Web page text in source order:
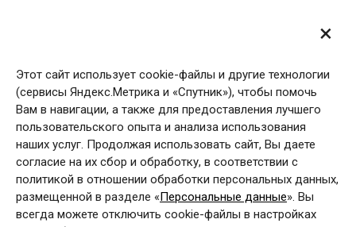
Статистика посещаемости
Карта сайта
Справочник
×
Этот сайт использует cookie-файлы и другие технологии
(сервисы Яндекс.Метрика и «Спутник»), чтобы помочь
Вам в навигации, а также для предоставления лучшего
пользовательского опыта и анализа использования
наших услуг. Продолжая использовать сайт, Вы даете
согласие на их сбор и обработку, в соответствии с
политикой в отношении обработки персональных данных,
размещенной в разделе «Персональные данные». Вы
всегда можете отключить cookie-файлы в настройках